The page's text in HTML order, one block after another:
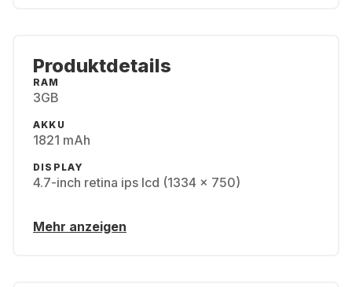
Produktdetails
RAM
3GB
AKKU
1821 mAh
DISPLAY
4.7-inch retina ips lcd (1334 x 750)
Mehr anzeigen